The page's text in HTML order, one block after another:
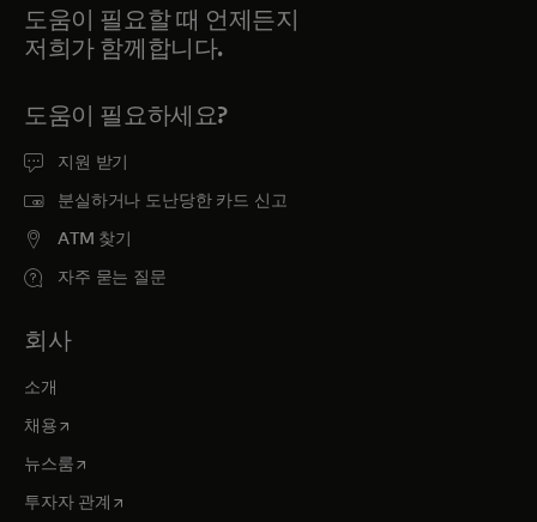
도움이 필요할 때 언제든지
저희가 함께합니다.
도움이 필요하세요?
지원 받기
분실하거나 도난당한 카드 신고
ATM 찾기
자주 묻는 질문
회사
소개
채용새 탭에서 열림
뉴스룸새 탭에서 열림
투자자 관계 새 탭에서 열림